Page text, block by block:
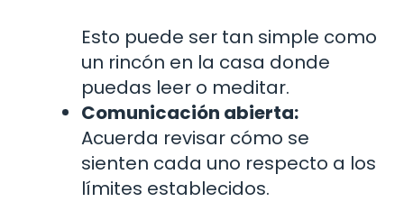
Esto puede ser tan simple como
un rincón en la casa donde
puedas leer o meditar.
Comunicación abierta:
Acuerda revisar cómo se
sienten cada uno respecto a los
límites establecidos.